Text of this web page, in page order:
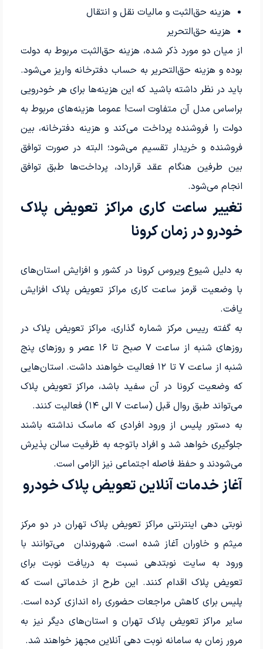
هزینه حق‌‌الثبت و مالیات نقل و انتقال
هزینه حق‌‌التحریر
از میان دو مورد ذکر شده، هزینه حق‌الثبت مربوط به دولت
بوده و هزینه حق‌التحریر به حساب دفترخانه واریز می‌شود.
باید در نظر داشته باشید که این هزینه‌ها برای هر خودرویی
بر‌اساس مدل آن متفاوت است! عموما هزینه‌های مربوط به
دولت را فروشنده پرداخت می‌کند و هزینه دفترخانه، بین
فروشنده و خریدار تقسیم می‌شود؛ البته در صورت توافق
بین طرفین هنگام عقد قرارداد، پرداخت‌ها طبق توافق
انجام می‌شود.
تغییر ساعت کاری مراکز تعویض پلاک
خودرو در زمان کرونا
به دلیل شیوع ویروس کرونا در کشور و افزایش استان‌های
با وضعیت قرمز ساعت کاری مراکز تعویض پلاک افزایش
یافت.
به گفته رییس مرکز شماره گذاری، مراکز تعویض پلاک در
روزهای شنبه از ساعت ۷ صبح تا ۱۶ عصر و روزهای پنج
شنبه از ساعت ۷ تا ۱۲ فعالیت خواهند داشت. استان‌هایی
که وضعیت کرونا در آن سفید باشد، مراکز تعویض پلاک
می‌تواند طبق روال قبل (ساعت ۷ الی ۱۴) فعالیت کنند.
به دستور پلیس از ورود افرادی که ماسک نداشته باشند
جلوگیری خواهد شد و افراد باتوجه به ظرفیت سالن پذیرش
می‌شودند و حفظ فاصله اجتماعی نیز الزامی است.
آغاز خدمات آنلاین تعویض پلاک خودرو
نوبتی دهی اینترنتی مراکز تعویض پلاک تهران در دو مرکز
میثم و خاوران آغاز شده است. شهروندان می‌توانند با
ورود به سایت نوبتدهی نسبت به دریافت نوبت برای
تعویض پلاک اقدام کنند. این طرح از خدماتی است که
پلیس برای کاهش مراجعات حضوری راه اندازی کرده است.
سایر مراکز تعویض پلاک تهران و استان‌های دیگر نیز به
مرور زمان به سامانه نوبت دهی آنلاین مجهز خواهند شد.